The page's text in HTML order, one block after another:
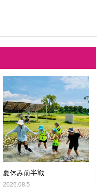
夏休み前半戦
2026.08.5